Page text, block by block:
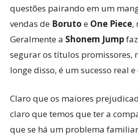
questões pairando em um
vendas de Boruto e One Piece,
Geralmente a Shonem Jump
segurar os títulos promissores,
longe disso, é um sucesso real
Claro que os maiores
claro que temos que ter a
que se há um problema